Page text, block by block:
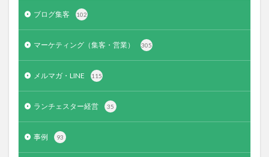
ブログ集客 102
マーケティング（集客・営業） 305
メルマガ・LINE 115
ランチェスター経営 35
事例 93